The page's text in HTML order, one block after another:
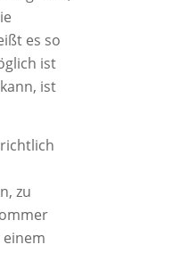
es so
ist
ist
zu
einem